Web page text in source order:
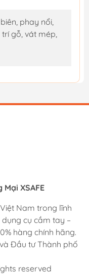
phay nổi,
gỗ, vát mép,
XSAFE
Nam trong lĩnh
cụ cầm tay –
hàng chính hãng.
Đầu tư Thành phố
reserved